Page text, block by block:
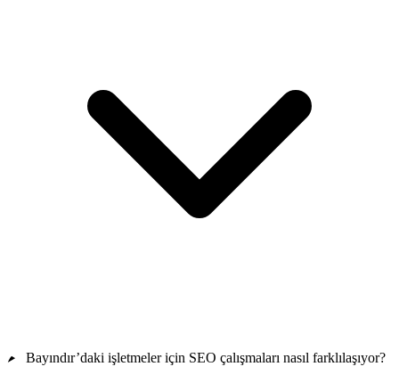
Bayındır’daki işletmeler için SEO çalışmaları nasıl farklılaşıyor?